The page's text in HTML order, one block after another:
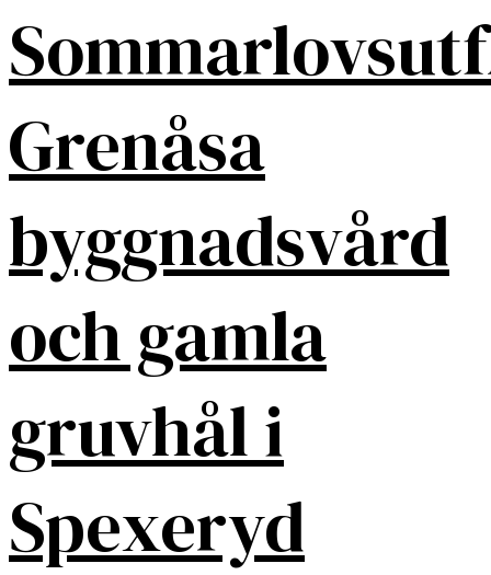
Grenåsa
byggnadsvård
och gamla
gruvhål i
Spexeryd